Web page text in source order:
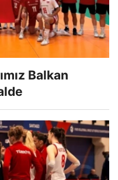
Balkan